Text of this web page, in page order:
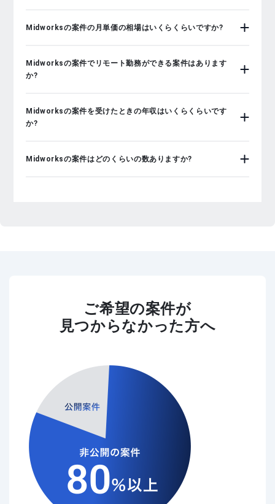
Midworksの案件の月単価の相場はいくらくらいですか?
Midworksの案件でリモート勤務ができる案件はあります
か?
Midworksの案件を受けたときの年収はいくらくらいです
か?
Midworksの案件はどのくらいの数ありますか?
ご希望の案件が
見つからなかった方へ